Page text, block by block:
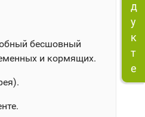
д
у
к
т
е
бесшовный
и кормящих.